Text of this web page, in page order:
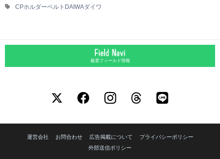
CPホルダーベルト DAIWAダイワ
厳選フィールド情報
運営会社 お問合わせ 広告掲載について
プライバシーポリシー
外部送信ポリシー